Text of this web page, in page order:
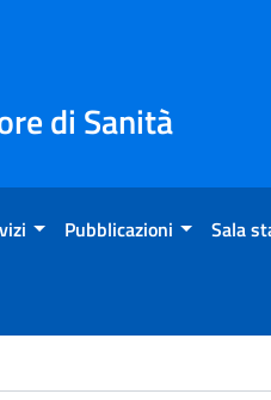
di Sanità
Pubblicazioni Sala